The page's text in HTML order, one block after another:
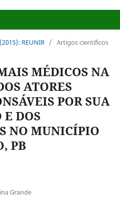
REUNIR / Artigos científicos
MÉDICOS NA
ATORES
POR SUA
DOS
NO MUNICÍPIO
PB
Grande